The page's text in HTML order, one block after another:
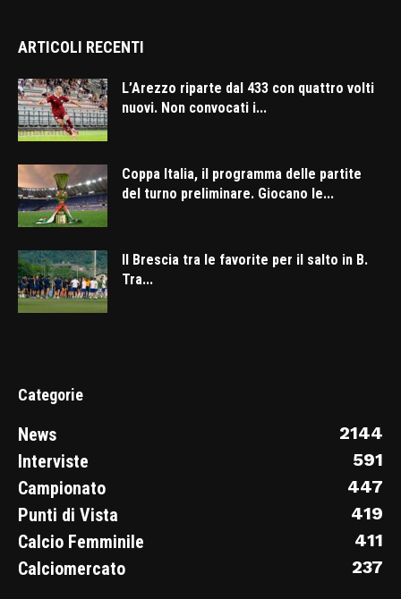
ARTICOLI RECENTI
L’Arezzo riparte dal 433 con quattro volti
nuovi. Non convocati i...
Coppa Italia, il programma delle partite
del turno preliminare. Giocano le...
Il Brescia tra le favorite per il salto in B.
Tra...
Categorie
News
2144
Interviste
591
Campionato
447
Punti di Vista
419
Calcio Femminile
411
Calciomercato
237